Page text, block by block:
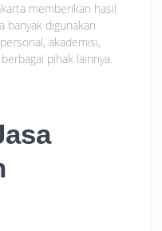
memberikan hasil
banyak digunakan
akademisi,
pihak lainnya.